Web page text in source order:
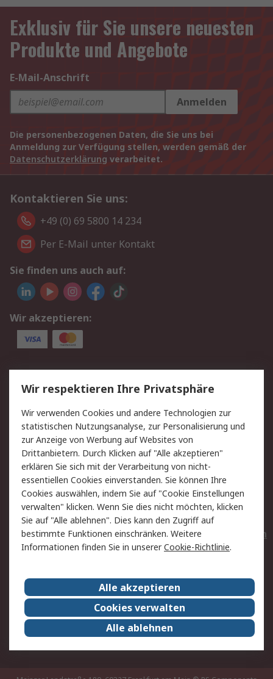
Exklusiv für Sie unsere neuesten
Produkte und Angebote
E-Mail-Anschrift
Anmelden
Die personenbezogenen Daten, die Sie uns bei
Anmeldung zur Verfügung stellen, werden gemäß der
Datenschutzerklärung verarbeitet.
Kontaktieren Sie uns:
+49 (0) 69 5800 14 234
Per E-Mail unter Kontakt
Sie finden uns auch auf:
Wir akzeptieren:
Service
Value Added Services
Lieferlösungen
Rücksendungen
Kontakt
Hilfe
Privatkunden
Rechtliches
AGB
Datenschutz
Cookie-Richtlinie
Zahlungsbedingungen
Copyright/Impressum
Entsorgung
Elektrogeräte/Batterien
RS weltweit
Karriere bei RS
Nachhaltigkeit
Qualität/Umwelt/ZertifikatePresse-Center
Event-Center
Wir respektieren Ihre Privatsphäre
Wir verwenden Cookies und andere Technologien zur
statistischen Nutzungsanalyse, zur Personalisierung und
zur Anzeige von Werbung auf Websites von
Drittanbietern. Durch Klicken auf "Alle akzeptieren"
erklären Sie sich mit der Verarbeitung von nicht-
essentiellen Cookies einverstanden. Sie können Ihre
Cookies auswählen, indem Sie auf "Cookie Einstellungen
verwalten" klicken. Wenn Sie dies nicht möchten, klicken
Sie auf "Alle ablehnen". Dies kann den Zugriff auf
bestimmte Funktionen einschränken. Weitere
Informationen finden Sie in unsererCookie-Richtlinie.
Alle akzeptieren
Cookies verwalten
Alle ablehnen